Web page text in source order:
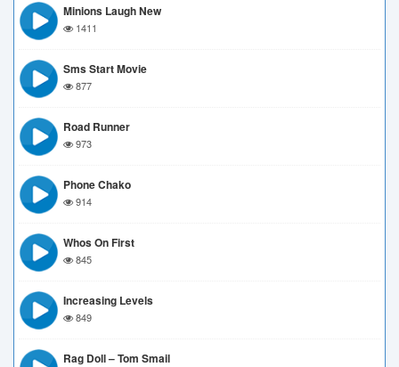
Minions Laugh New
1411
Sms Start Movie
877
Road Runner
973
Phone Chako
914
Whos On First
845
Increasing Levels
849
Rag Doll – Tom Smail